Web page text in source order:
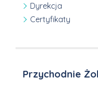
Dyrekcja
Certyfikaty
Przychodnie